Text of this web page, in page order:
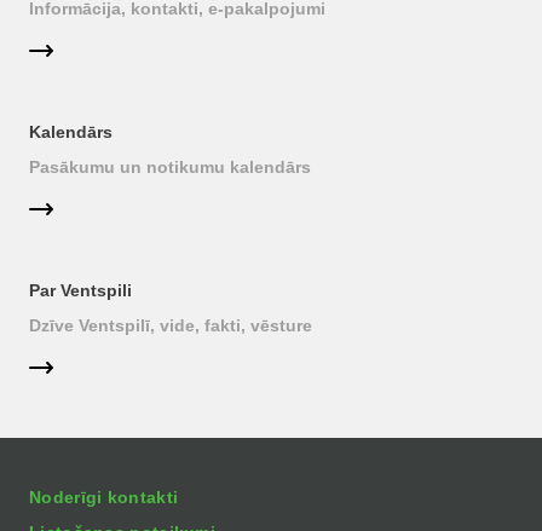
Informācija, kontakti, e-pakalpojumi
Kalendārs
Pasākumu un notikumu kalendārs
Par Ventspili
Dzīve Ventspilī, vide, fakti, vēsture
Noderīgi kontakti